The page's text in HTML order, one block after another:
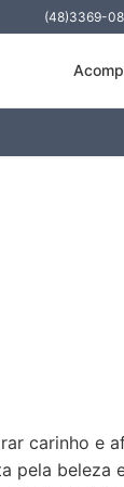
(48)3369-
carinho e
pela beleza